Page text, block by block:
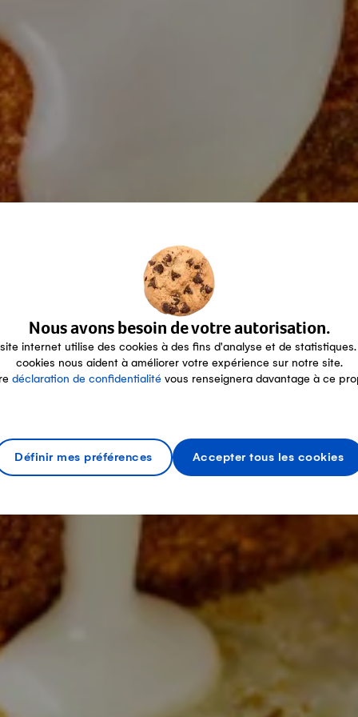
Nous avons besoin de votre autorisation.
internet utilise des cookies à des fins d'analyse et de statistiques.
cookies nous aident à améliorer votre expérience sur notre site.
déclaration de confidentialité vous renseignera davantage à ce
Définir mes préférences Accepter tous les cookies